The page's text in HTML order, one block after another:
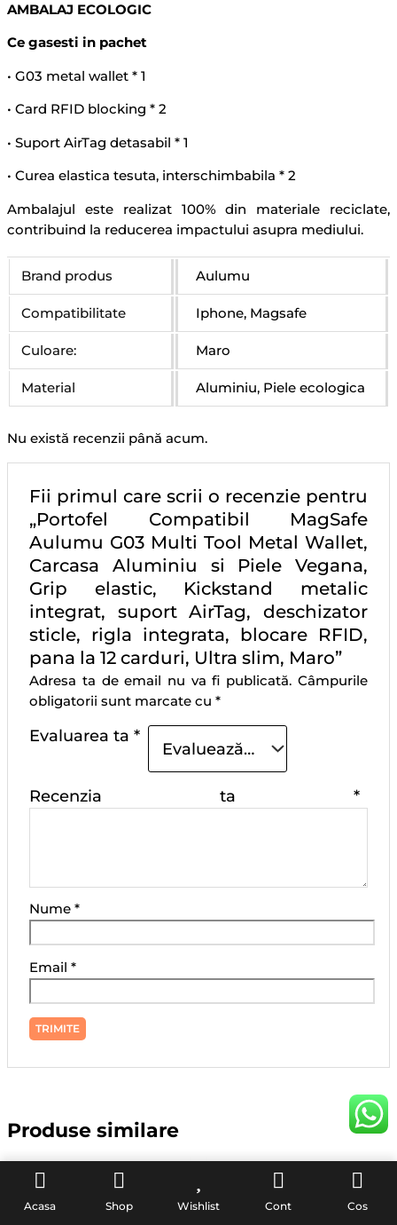
AMBALAJ ECOLOGIC
Ce gasesti in pachet
• G03 metal wallet * 1
• Card RFID blocking * 2
• Suport AirTag detasabil * 1
• Curea elastica tesuta, interschimbabila * 2
Ambalajul este realizat 100% din materiale reciclate,
contribuind la reducerea impactului asupra mediului.
Brand produs Aulumu
Compatibilitate Iphone, Magsafe
Culoare: Maro
Material Aluminiu, Piele ecologica
Nu există recenzii până acum.
Fii primul care scrii o recenzie pentru
„Portofel Compatibil MagSafe
Aulumu G03 Multi Tool Metal Wallet,
Carcasa Aluminiu si Piele Vegana,
Grip elastic, Kickstand metalic
integrat, suport AirTag, deschizator
sticle, rigla integrata, blocare RFID,
pana la 12 carduri, Ultra slim, Maro”
Adresa ta de email nu va fi publicată. Câmpurile
obligatorii sunt marcate cu*
Evaluarea ta*
Recenzia ta *
Nume*
Email*
Produse similare
Acasa Shop Wishlist Cont Cos